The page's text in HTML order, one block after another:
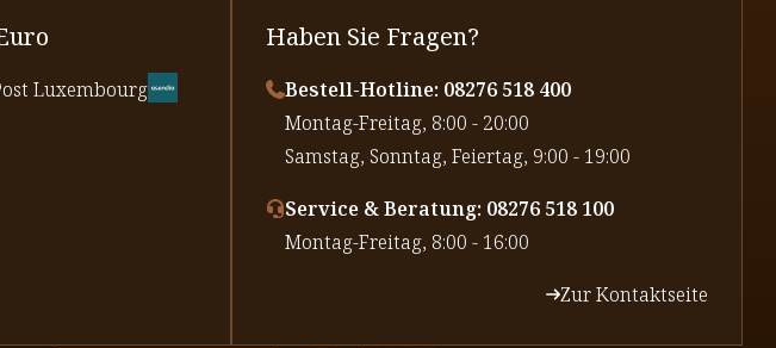
Haben Sie Fragen?
Bestell-Hotline: 08276 518 400
⁠Montag-Freitag, 8:00 - 20:00
⁠Samstag, Sonntag, Feiertag, 9:00 - 19:00
Service & Beratung: 08276 518 100
⁠Montag-Freitag, 8:00 - 16:00
Zur Kontaktseite